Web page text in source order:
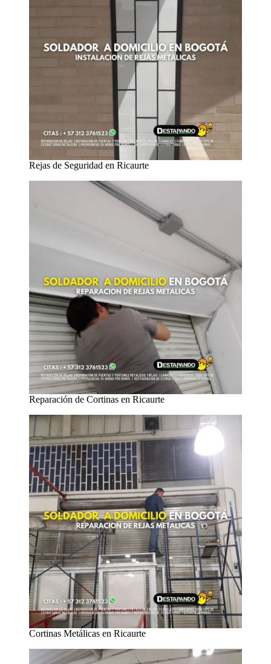
Rejas de Seguridad en Ricaurte
Reparación de Cortinas en Ricaurte
Cortinas Metálicas en Ricaurte